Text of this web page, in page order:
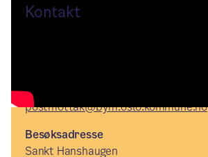
Kontakt
E-post
postmottak@bym.oslo.kommune.no
Besøksadresse
Sankt Hanshaugen